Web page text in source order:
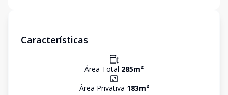
Características
Área Total 285m²
Área Privativa 183m²